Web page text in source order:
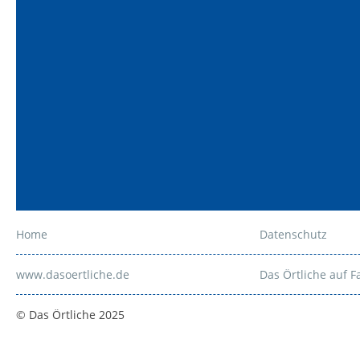
Home Datenschutz
www.dasoertliche.de Das Örtliche auf
© Das Örtliche 2025